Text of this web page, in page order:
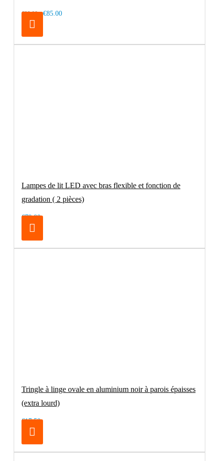
€99.00 €85.00
Lampes de lit LED avec bras flexible et fonction de
gradation ( 2 pièces)
€79.00
Tringle à linge ovale en aluminium noir à parois épaisses
(extra lourd)
€17.50